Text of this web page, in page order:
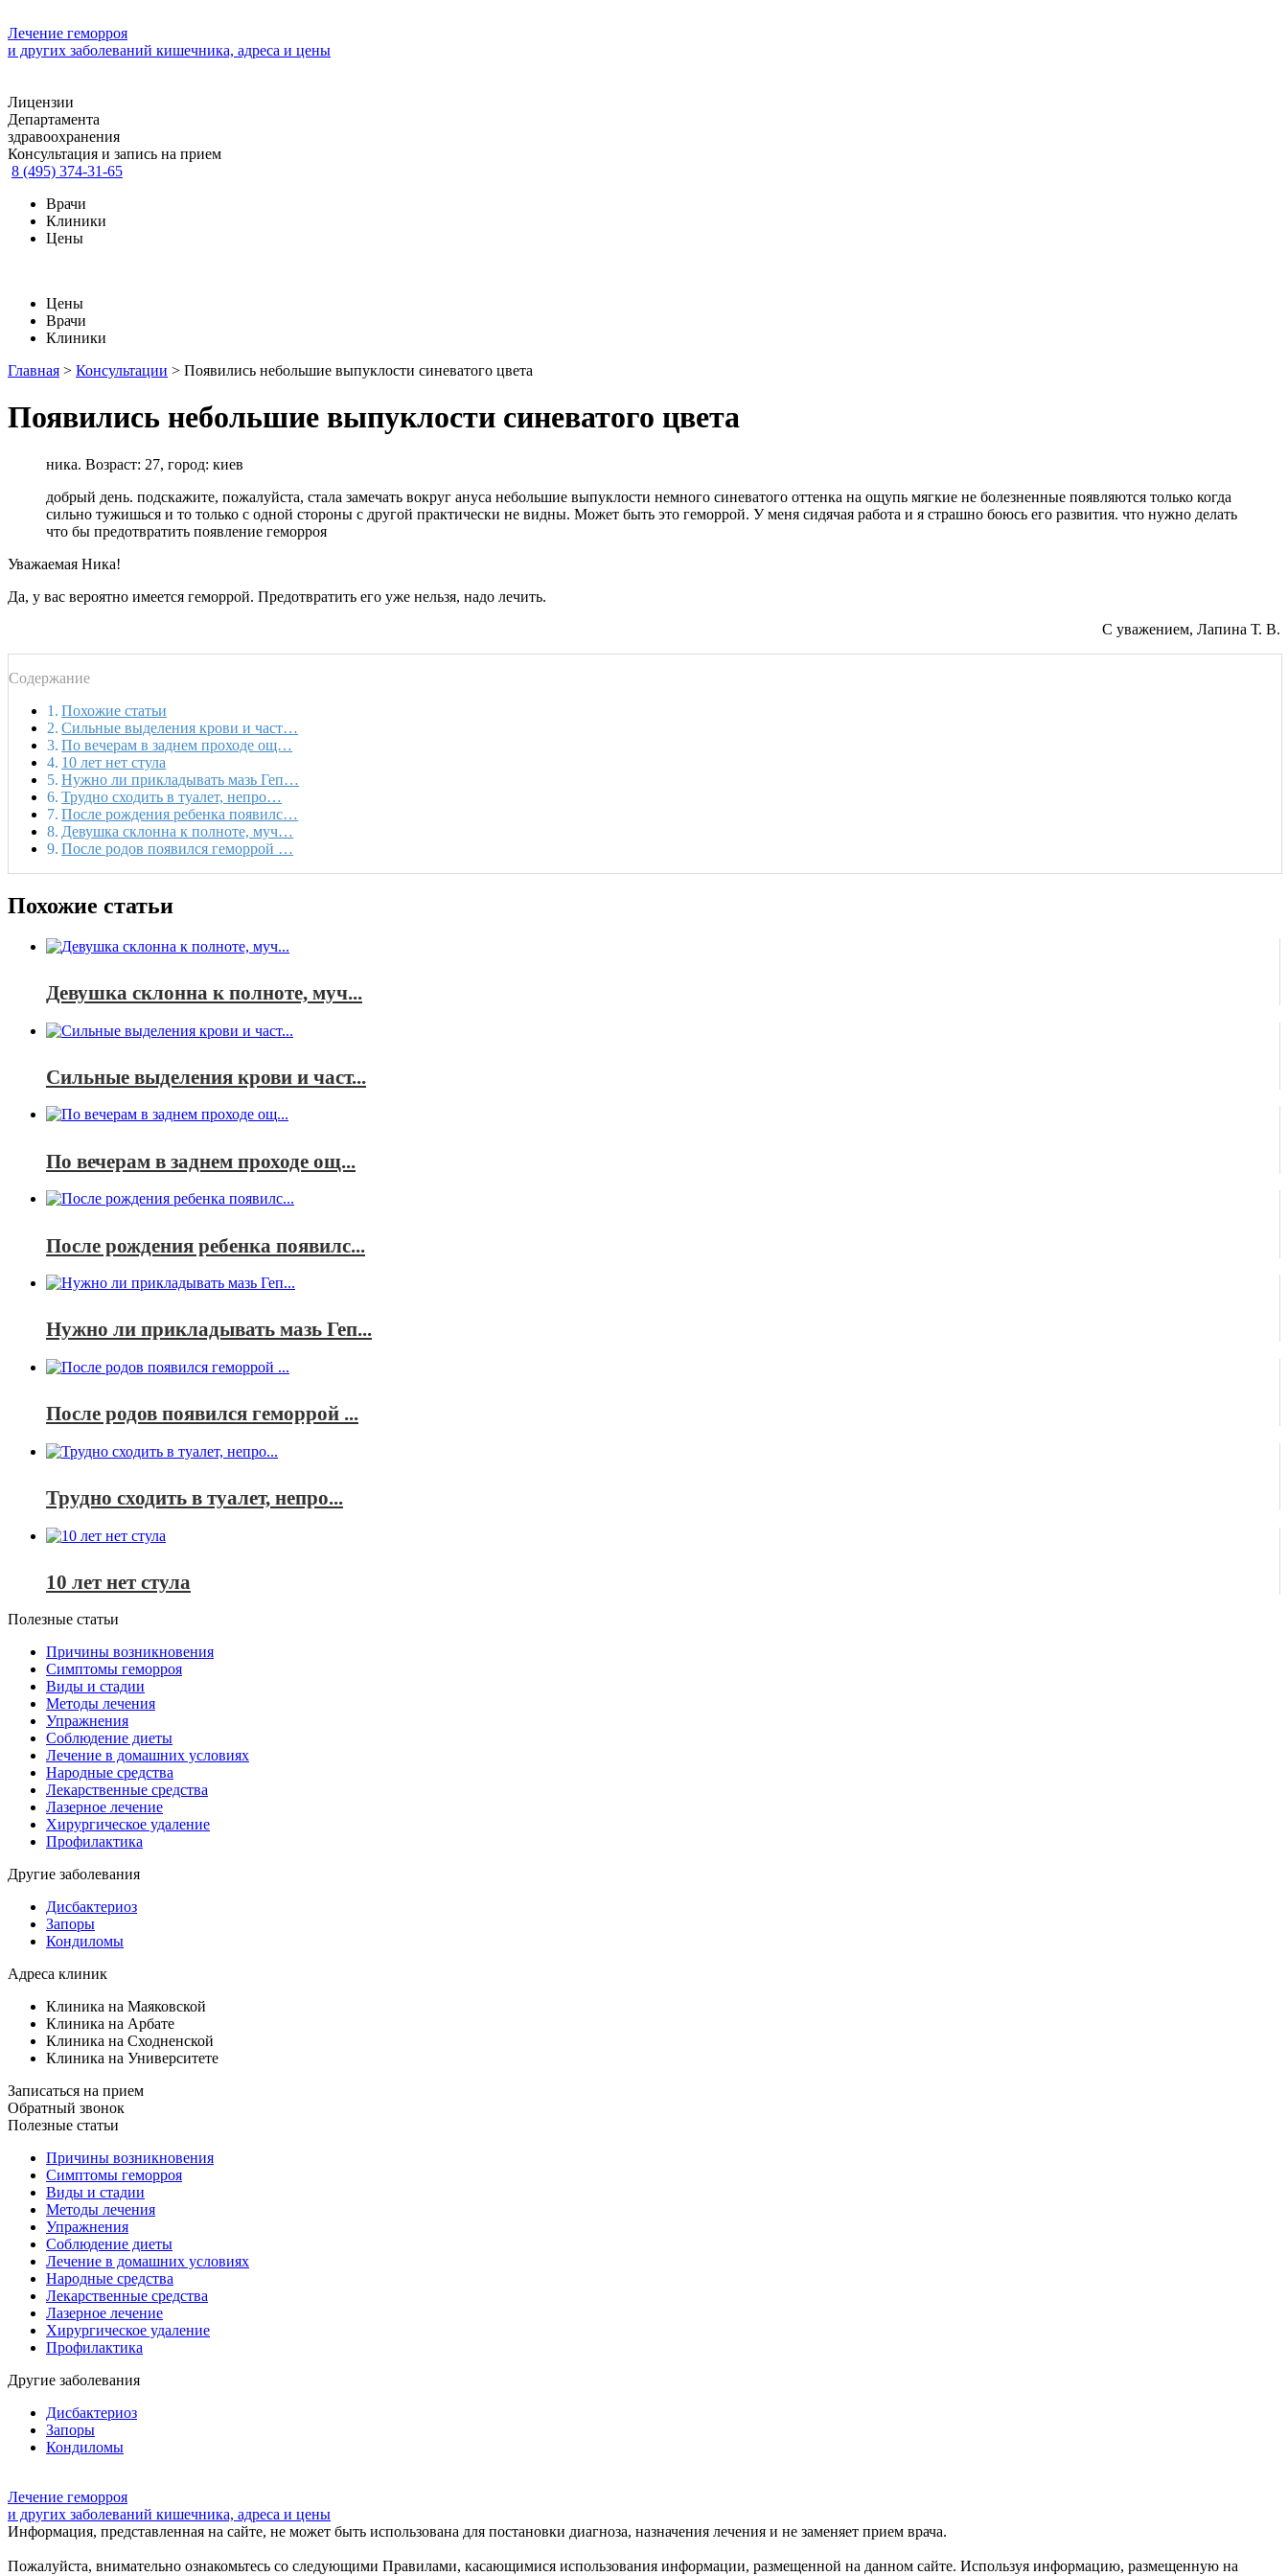
Лечение геморроя
и других заболеваний кишечника, адреса и цены
Лицензии
Департамента
здравоохранения
Консультация и запись на прием
8 (495) 374-31-65
Врачи
Клиники
Цены
Цены
Врачи
Клиники
Главная > Консультации > Появились небольшие выпуклости синеватого цвета
Появились небольшие выпуклости синеватого цвета
ника. Возраст: 27, город: киев
добрый день. подскажите, пожалуйста, стала замечать вокруг ануса небольшие выпуклости немного синеватого оттенка на ощупь мягкие не болезненные появляются только когда
сильно тужишься и то только с одной стороны с другой практически не видны. Может быть это геморрой. У меня сидячая работа и я страшно боюсь его развития. что нужно делать
что бы предотвратить появление геморроя
Уважаемая Ника!
Да, у вас вероятно имеется геморрой. Предотвратить его уже нельзя, надо лечить.
С уважением, Лапина Т. В.
Содержание
Похожие статьи
Сильные выделения крови и част…
По вечерам в заднем проходе ощ…
10 лет нет стула
Нужно ли прикладывать мазь Геп…
Трудно сходить в туалет, непро…
После рождения ребенка появилс…
Девушка склонна к полноте, муч…
После родов появился геморрой …
Похожие статьи
Девушка склонна к полноте, муч...
Сильные выделения крови и част...
По вечерам в заднем проходе ощ...
После рождения ребенка появилс...
Нужно ли прикладывать мазь Геп...
После родов появился геморрой ...
Трудно сходить в туалет, непро...
10 лет нет стула
Полезные статьи
Причины возникновения
Симптомы геморроя
Виды и стадии
Методы лечения
Упражнения
Соблюдение диеты
Лечение в домашних условиях
Народные средства
Лекарственные средства
Лазерное лечение
Хирургическое удаление
Профилактика
Другие заболевания
Дисбактериоз
Запоры
Кондиломы
Адреса клиник
Клиника на Маяковской
Клиника на Арбате
Клиника на Сходненской
Клиника на Университете
Записаться на прием
Обратный звонок
Полезные статьи
Причины возникновения
Симптомы геморроя
Виды и стадии
Методы лечения
Упражнения
Соблюдение диеты
Лечение в домашних условиях
Народные средства
Лекарственные средства
Лазерное лечение
Хирургическое удаление
Профилактика
Другие заболевания
Дисбактериоз
Запоры
Кондиломы
Лечение геморроя
и других заболеваний кишечника, адреса и цены
Информация, представленная на сайте, не может быть использована для постановки диагноза, назначения лечения и не заменяет прием врача.
Пожалуйста, внимательно ознакомьтесь со следующими Правилами, касающимися использования информации, размещенной на данном сайте. Используя информацию, размещенную на